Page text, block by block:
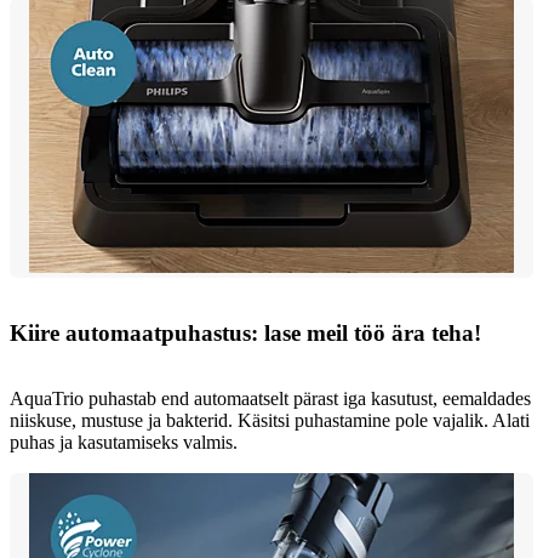
Kiire automaatpuhastus: lase meil töö ära teha!
AquaTrio puhastab end automaatselt pärast iga kasutust, eemaldades
niiskuse, mustuse ja bakterid. Käsitsi puhastamine pole vajalik. Alati
puhas ja kasutamiseks valmis.